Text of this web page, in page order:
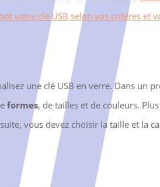
votre clé USB selon vos critères et
une clé USB en verre. Dans un
formes, de tailles et de couleurs. Plus
vous devez choisir la taille et la